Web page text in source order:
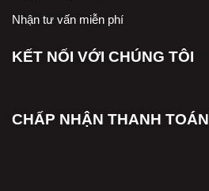
Nhận tư vấn miễn phí
KẾT NỐI VỚI CHÚNG TÔI
CHẤP NHẬN THANH TOÁN